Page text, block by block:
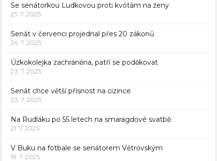
Se senátorkou Ludkovou proti kvótám na ženy
25. 7. 2025
Senát v červenci projednal přes 20 zákonů
24. 7. 2025
Úzkokolejka zachráněna, patří se poděkovat
23. 7. 2025
Senát chce větší přísnost na cizince
23. 7. 2025
Na Rudláku po 55 letech na smaragdové svatbě
21. 7. 2025
V Buku na fotbale se senátorem Větrovským
19. 7. 2025